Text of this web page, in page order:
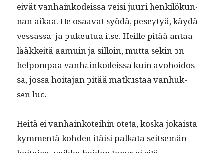
eivät van­hainkodeis­sa veisi juuri henkilökun­
nan aikaa. He osaa­vat syödä, pesey­tyä, käy­dä
ves­sas­sa ja pukeu­tua itse. Heille pitää antaa
lääkkeitä aamuin ja sil­loin, mut­ta sekin on
helpom­paa van­hainkodeis­sa kuin avo­hoi­dos­
sa, jos­sa hoita­jan pitää matkus­taa van­huk­
sen luo.
Heitä ei van­hainkotei­hin ote­ta, kos­ka jokaista
kym­men­tä kohden itäisi palkata seit­semän